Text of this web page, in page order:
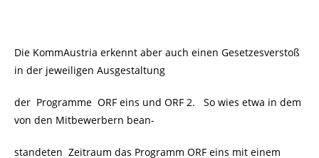
Die KommAustria erkennt aber auch einen Gesetzesverstoß
in der jeweiligen Ausgestaltung
der Programme ORF eins und ORF 2. So wies etwa in dem
von den Mitbewerbern bean-
standeten Zeitraum das Programm ORF eins mit einem